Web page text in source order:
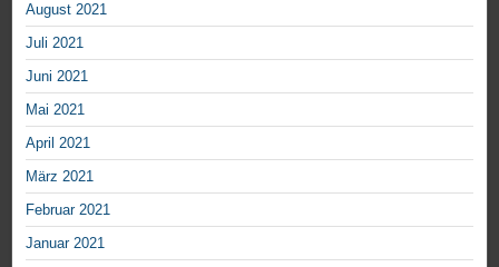
August 2021
Juli 2021
Juni 2021
Mai 2021
April 2021
März 2021
Februar 2021
Januar 2021